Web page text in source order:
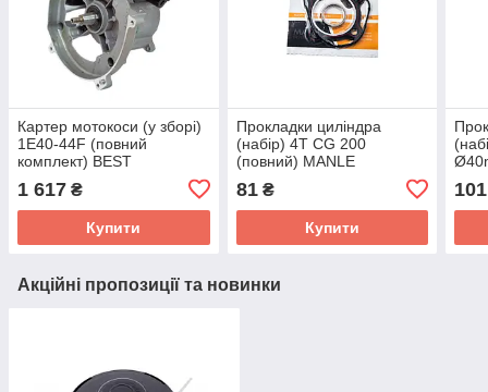
Картер мотокоси (у зборі)
1E40-44F (повний
комплект) BEST
1 617 ₴
Купити
Прокладки циліндра
(набір) 4T CG 200
(повний) MANLE
81₴
Купити
101
Акційні пропозиції та новинки